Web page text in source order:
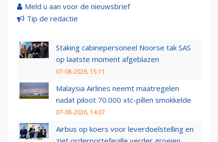
Meld u aan voor de nieuwsbrief
Tip de redactie
Staking cabinepersoneel Noorse tak SAS
op laatste moment afgeblazen
07-08-2026, 15:11
Malaysia Airlines neemt maatregelen
nadat piloot 70.000 xtc-pillen smokkelde
07-08-2026, 14:07
Airbus op koers voor leverdoelstelling en